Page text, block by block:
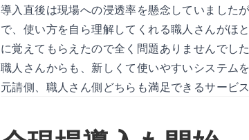
導入直後は現場への浸透率を懸念していました
で、使い方を自ら理解してくれる職人さんがほ
に覚えてもらえたので全く問題ありませんでした
職人さんからも、新しくて使いやすいシステム
元請側、職人さん側どちらも満足できるサービス